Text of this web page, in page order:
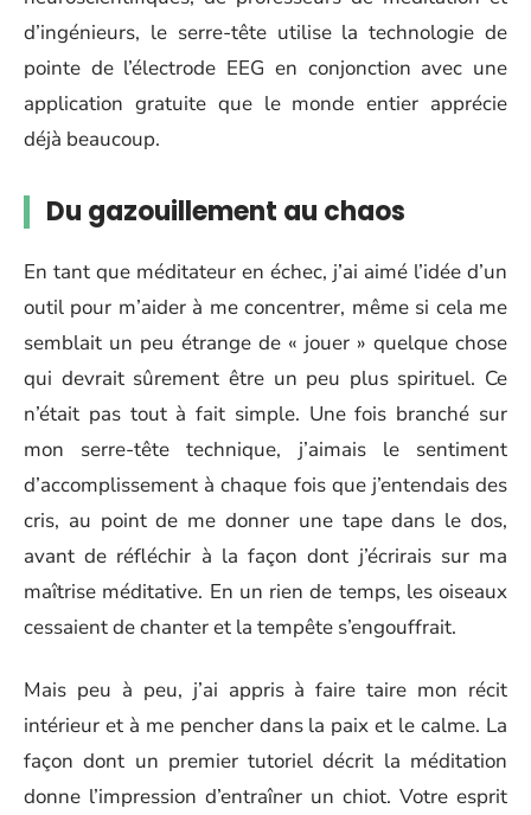
d’ingénieurs, le serre-tête utilise la technologie de
pointe de l’électrode EEG en conjonction avec une
application gratuite que le monde entier apprécie
déjà beaucoup.
Du gazouillement au chaos
En tant que méditateur en échec, j’ai aimé l’idée d’un
outil pour m’aider à me concentrer, même si cela me
semblait un peu étrange de « jouer » quelque chose
qui devrait sûrement être un peu plus spirituel. Ce
n’était pas tout à fait simple. Une fois branché sur
mon serre-tête technique, j’aimais le sentiment
d’accomplissement à chaque fois que j’entendais des
cris, au point de me donner une tape dans le dos,
avant de réfléchir à la façon dont j’écrirais sur ma
maîtrise méditative. En un rien de temps, les oiseaux
cessaient de chanter et la tempête s’engouffrait.
Mais peu à peu, j’ai appris à faire taire mon récit
intérieur et à me pencher dans la paix et le calme. La
façon dont un premier tutoriel décrit la méditation
donne l’impression d’entraîner un chiot. Votre esprit